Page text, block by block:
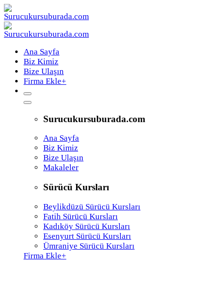
Ana Sayfa
Biz Kimiz
Bize Ulaşın
Firma Ekle+
Surucukursuburada.com
Ana Sayfa
Biz Kimiz
Bize Ulaşın
Makaleler
Sürücü Kursları
Beylikdüzü Sürücü Kursları
Fatih Sürücü Kursları
Kadıköy Sürücü Kursları
Esenyurt Sürücü Kursları
Ümraniye Sürücü Kursları
Firma Ekle+